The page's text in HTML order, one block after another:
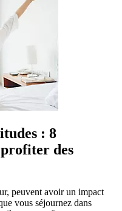
: 8
des
peuvent avoir un impact
vous séjournez dans